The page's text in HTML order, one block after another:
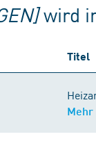
wird
Titel
Mehr